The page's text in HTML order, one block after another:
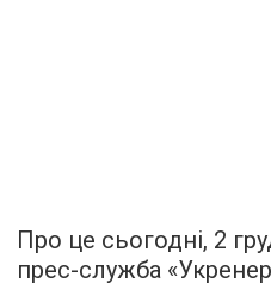
Про це сьогодні, 2
прес-служба